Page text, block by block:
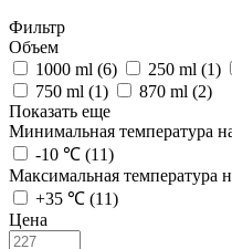
Фильтр
Объем
1000 ml (6) 250 ml (1)
750 ml (1) 870 ml (2)
Показать еще
Минимальная температура
-10 ℃ (11)
Максимальная температура
+35 ℃ (11)
Цена